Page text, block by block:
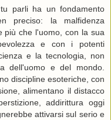
parli ha un fondamento
preciso: la malfidenza
più che l'uomo, con la sua
e con i potenti
e la tecnologia, non
dell'uomo e del mondo.
discipline esoteriche, con
alimentano il distacco
addirittura oggi
attivarsi sul serio e